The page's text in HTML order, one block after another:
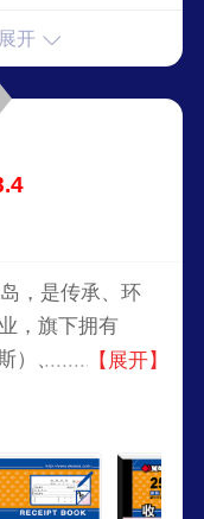
开
，是传承、环
，旗下拥有
）、
本、线圈本、活
、电脑打印纸
【展开】